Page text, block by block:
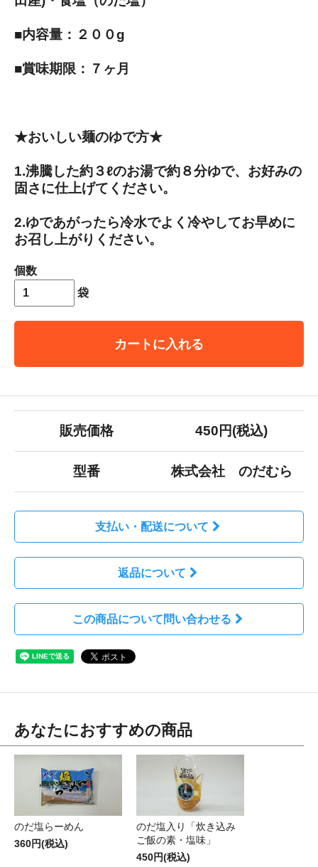
■内容量：２００g
■賞味期限：７ヶ月
★おいしい麺のゆで方★
1.沸騰した約３ℓのお湯で約８分ゆで、お好みの
固さに仕上げてください。
2.ゆであがったら冷水でよく冷やしてお早めに
お召し上がりください。
個数
袋
カートに入れる
販売価格 450円(税込)
型番 株式会社 のだむら
支払い・配送について
返品について
この商品について問い合わせる
あなたにおすすめの商品
のだ塩らーめん
360円(税込)
のだ塩入り「炊き込み
ご飯の素・塩味」
450円(税込)